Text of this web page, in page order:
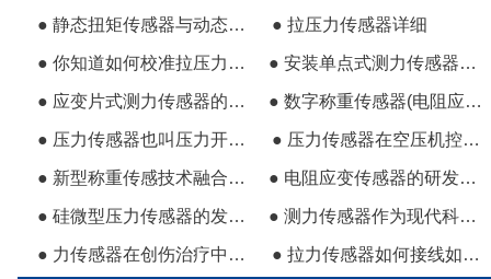
● 静态扭矩传感器与动态扭矩传感器的区别及应用 ● 拉压力传感器详细
● 你知道如何校准拉压力传感器吗？ ● 安装单点式测力传感器需要注意的事项
● 应变片式测力传感器的各项指标与属性 ● 数字称重传感器(电阻应变力)的原理和安装方法
● 压力传感器也叫压力开关的使用场景 ● 压力传感器在空压机控制系统中的应用
● 新型称重传感技术融合了新材料前沿学科 ● 电阻应变传感器的研发及应用
● 硅微型压力传感器的发展前景相当可观 ● 测力传感器作为现代科技的前沿技术
● 力传感器在创伤治疗中可用于测量负压 ● 拉力传感器如何接线如何安装使用